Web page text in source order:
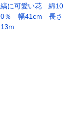
縞に可愛い花 綿10
0％ 幅41cm 長さ
13m